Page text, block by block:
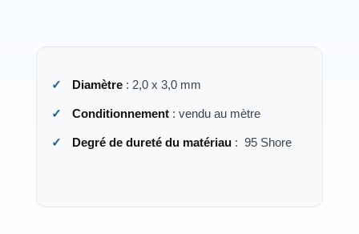
Diamètre: 2,0 x 3,0 mm
Conditionnement: vendu au mètre
Degré de dureté du matériau: 95 Shore